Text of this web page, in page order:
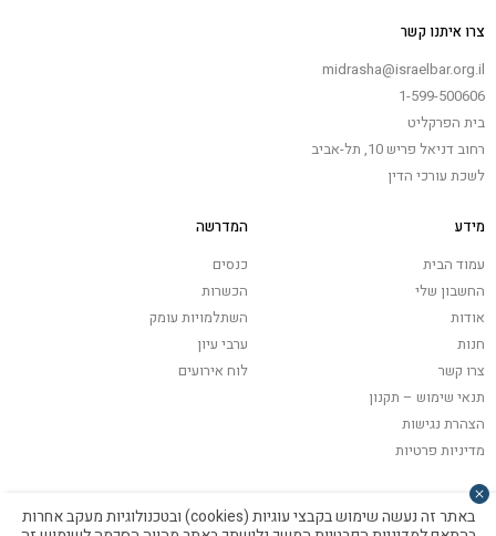
צרו איתנו קשר
midrasha@israelbar.org.il
1-599-500606
בית הפרקליט
רחוב דניאל פריש 10, תל-אביב
לשכת עורכי הדין
מידע
עמוד הבית
החשבון שלי
אודות
חנות
צרו קשר
תנאי שימוש – תקנון
הצהרת נגישות
מדיניות פרטיות
המדרשה
כנסים
הכשרות
השתלמויות עומק
ערבי עיון
לוח אירועים
באתר זה נעשה שימוש בקבצי עוגיות (cookies) ובטכנולוגיות מעקב אחרות